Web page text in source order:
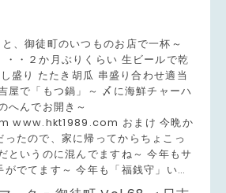
、御徒町のいつものお店で一杯～
・・２か月ぶりくらい 生ビールで乾
盛り たたき胡瓜 串盛り合わせ適当
屋で「もつ鍋」～ 〆に海鮮チャーハ
へんでお開き～
www.hkt1989.com おまけ 今晩か
ったので、家に帰ってからちょこっ
というのに混んでますね～ 今年もサ
がでてます～ 今年も「福銭守」い…